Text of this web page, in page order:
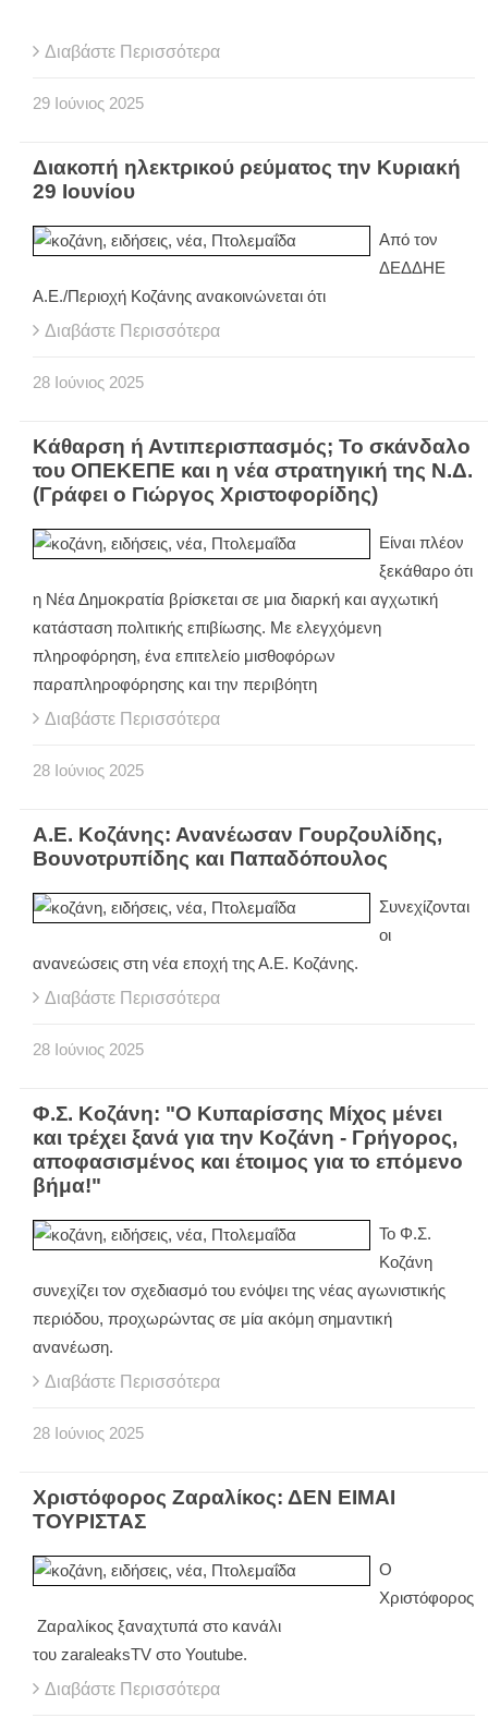
Διαβάστε Περισσότερα
29 Ιούνιος 2025
Διακοπή ηλεκτρικού ρεύματος την Κυριακή
29 Ιουνίου
Από τον
ΔΕΔΔΗΕ
Α.Ε./Περιοχή Κοζάνης ανακοινώνεται ότι
Διαβάστε Περισσότερα
28 Ιούνιος 2025
Κάθαρση ή Αντιπερισπασμός; Το σκάνδαλο
του ΟΠΕΚΕΠΕ και η νέα στρατηγική της Ν.Δ.
(Γράφει ο Γιώργος Χριστοφορίδης)
Είναι πλέον
ξεκάθαρο ότι
η Νέα Δημοκρατία βρίσκεται σε μια διαρκή και αγχωτική
κατάσταση πολιτικής επιβίωσης. Με ελεγχόμενη
πληροφόρηση, ένα επιτελείο μισθοφόρων
παραπληροφόρησης και την περιβόητη
Διαβάστε Περισσότερα
28 Ιούνιος 2025
Α.Ε. Κοζάνης: Ανανέωσαν Γουρζουλίδης,
Βουνοτρυπίδης και Παπαδόπουλος
Συνεχίζονται
οι
ανανεώσεις στη νέα εποχή της Α.Ε. Κοζάνης.
Διαβάστε Περισσότερα
28 Ιούνιος 2025
Φ.Σ. Κοζάνη: "Ο Κυπαρίσσης Μίχος μένει
και τρέχει ξανά για την Κοζάνη - Γρήγορος,
αποφασισμένος και έτοιμος για το επόμενο
βήμα!"
Το Φ.Σ.
Κοζάνη
συνεχίζει τον σχεδιασμό του ενόψει της νέας αγωνιστικής
περιόδου, προχωρώντας σε μία ακόμη σημαντική
ανανέωση.
Διαβάστε Περισσότερα
28 Ιούνιος 2025
Χριστόφορος Ζαραλίκος: ΔΕΝ ΕΙΜΑΙ
ΤΟΥΡΙΣΤΑΣ
Ο
Χριστόφορος
Ζαραλίκος ξαναχτυπά στο κανάλι
του zaraleaksTV στο Youtube.
Διαβάστε Περισσότερα